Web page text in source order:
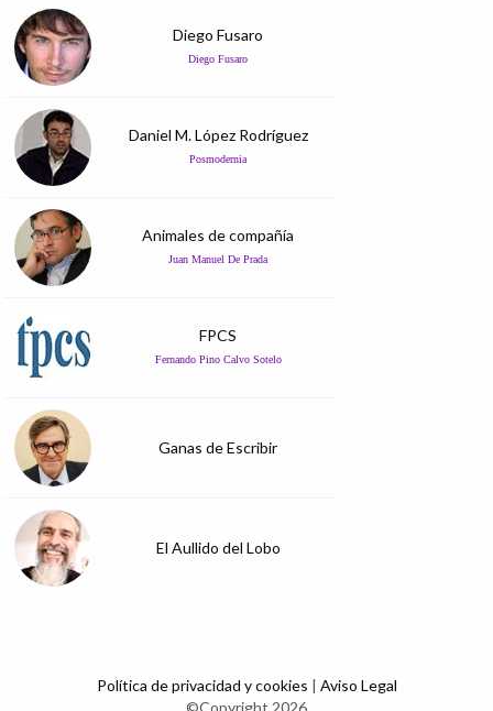
Diego Fusaro
Diego Fusaro
Daniel M. López Rodríguez
Posmodernia
Animales de compañía
Juan Manuel De Prada
FPCS
Fernando Pino Calvo Sotelo
Ganas de Escribir
El Aullido del Lobo
Política de privacidad y cookies | Aviso Legal
©Copyright 2026